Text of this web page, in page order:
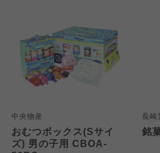
中央物産
おむつボックス(Sサイ
ズ) 男の子用 CBOA-
長崎
銘